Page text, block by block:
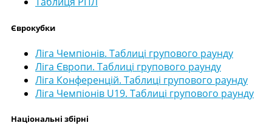
Єврокубки
Ліга Чемпіонів. Таблиці групового раунду
Ліга Європи. Таблиці групового раунду
Ліга Конференцій. Таблиці групового раунду
Ліга Чемпіонів U19. Таблиці групового раунду
Національні збірні